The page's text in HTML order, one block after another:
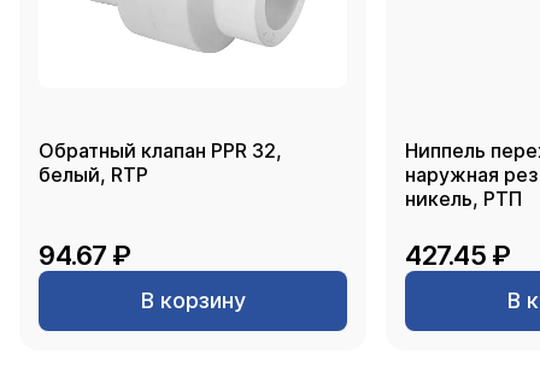
Обратный клапан PPR 32,
белый, RTP
94.67 ₽
В корзину
Ниппель
наружная
никель, РТП
427.45 ₽
В